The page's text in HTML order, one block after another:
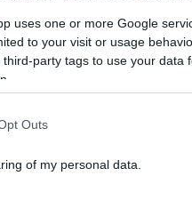
uses one or more Google
to your visit or usage
party tags to use your data
Outs
of my personal data.